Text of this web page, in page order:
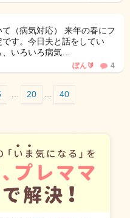
（病気対応） 来年の春にフ
す。今日夫と話をしてい
いろいろ病気…
ぽん🔰 4
20 40